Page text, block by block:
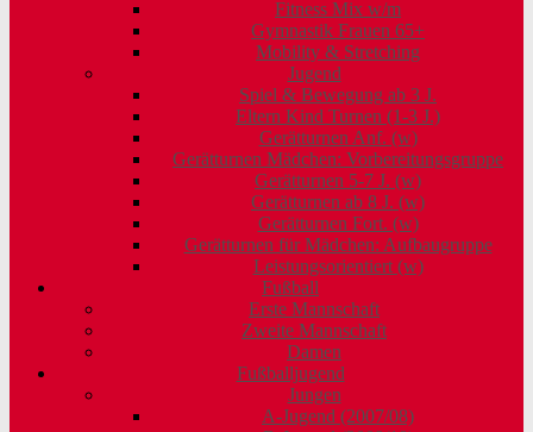
Fitness Mix w/m
Gymnastik Frauen 65+
Mobility & Stretching
Jugend
Spiel & Bewegung ab 3 J.
Eltern Kind Turnen (1-3 J.)
Gerätturnen Anf. (w)
Gerätturnen Mädchen: Vorbereitungsgruppe
Gerätturnen 5-7 J. (w)
Gerätturnen ab 8 J. (w)
Gerätturnen Fort. (w)
Gerätturnen für Mädchen: Aufbaugruppe
Leistungsorientiert (w)
Fußball
Erste Mannschaft
Zweite Mannschaft
Damen
Fußballjugend
Jungen
A-Jugend (2007/08)